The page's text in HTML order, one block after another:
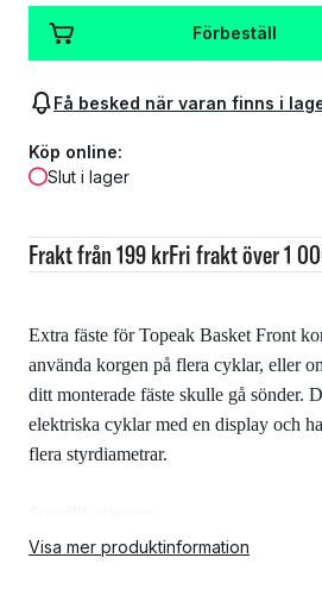
Extra fäste för Topeak Basket Front
använda korgen på flera cyklar, eller
ditt monterade fäste skulle gå sönder.
elektriska cyklar med en display och
flera styrdiametrar.
Visa mer produktinformation
Frakt från 199 krFri frakt över 1
Förbeställ
Få besked när varan finns i
Köp online:
Slut i lager